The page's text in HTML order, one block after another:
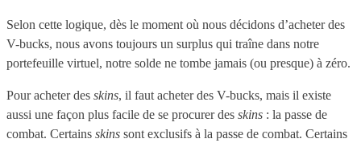
Selon cette logique, dès le moment où nous décidons d’acheter des
V-bucks, nous avons toujours un surplus qui traîne dans notre
portefeuille virtuel, notre solde ne tombe jamais (ou presque) à zéro.
Pour acheter des skins, il faut acheter des V-bucks, mais il existe
aussi une façon plus facile de se procurer des skins : la passe de
combat. Certains skins sont exclusifs à la passe de combat. Certains